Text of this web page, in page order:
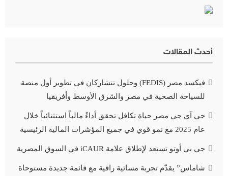
أحدث المقالات
فيكسد مصر (FEDIS) وحلول تتشاركان في تطوير أول منصة
للسياحة الصحية في مصر والشرق الأوسط وأفريقيا
جي آي جي مصر حياة تكافل تحقق أداءً مالياً استثنائياً خلال
عام 2025 مع نمو قوي في جميع المؤشرات المالية الرئيسية
جي بي أوتو تستعد لإطلاق علامة iCAUR في السوق المصرية
شاماس” يقدّم تجربة مسائية راقية مع قائمة جديدة مستوحاة